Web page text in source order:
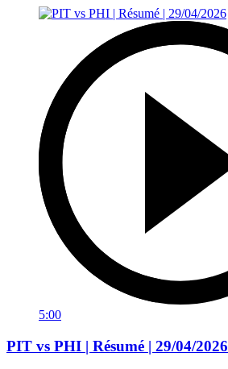
5:00
PIT vs PHI | Résumé | 29/04/2026